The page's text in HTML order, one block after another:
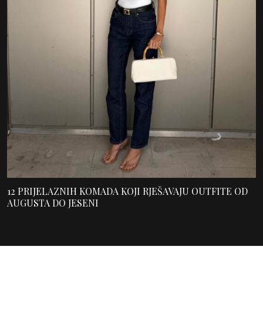
12 PRIJELAZNIH KOMADA KOJI RJEŠAVAJU OUTFITE OD
AUGUSTA DO JESENI